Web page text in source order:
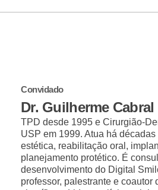
Convidado
Dr. Guilherme Cabral
TPD desde 1995 e Cirurgião-
USP em 1999. Atua há
estética, reabilitação oral,
planejamento protético. É
desenvolvimento do Digital
professor, palestrante e coautor